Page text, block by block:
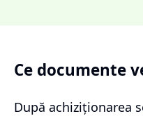
Ce documente
După achiziționarea